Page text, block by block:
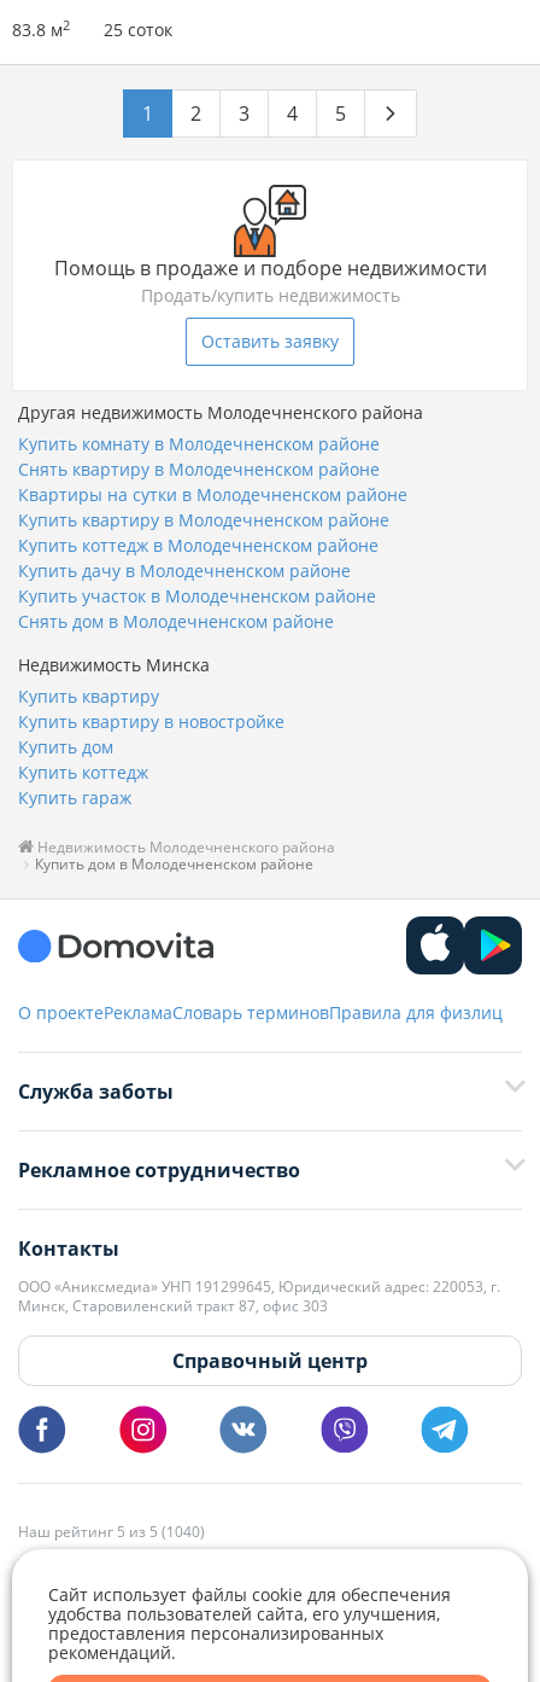
83.8 м2 25 соток
1 2 3 4 5
Помощь в продаже и подборе недвижимости
Продать/купить недвижимость
Оставить заявку
Другая недвижимость Молодечненского района
Купить комнату в Молодечненском районе
Снять квартиру в Молодечненском районе
Квартиры на сутки в Молодечненском районе
Купить квартиру в Молодечненском районе
Купить коттедж в Молодечненском районе
Купить дачу в Молодечненском районе
Купить участок в Молодечненском районе
Снять дом в Молодечненском районе
Недвижимость Минска
Купить квартиру
Купить квартиру в новостройке
Купить дом
Купить коттедж
Купить гараж
Недвижимость Молодечненского района
Купить дом в Молодечненском районе
О проектеРекламаСловарь терминовПравила для физлиц
Служба заботы
+375 33 376-13-70
editor@domovita.by
Мы принимаем звонки и отвечаем на письма в будние дни с 9:00 до
18:00.
Рекламное сотрудничество
kb@domovita.by
+375 29 179-11-28 Владислав Гладченко
vg@domovita.by
Пишите и звоните нам в будние дни с 8:00 до 20:00.
Контакты
ООО «Аниксмедиа» УНП 191299645, Юридический адрес: 220053, г.
Минск, Старовиленский тракт 87, офис 303
Справочный центр
Наш рейтинг 5 из 5 (1040)
Сайт использует файлы cookie для обеспечения
удобства пользователей сайта, его улучшения,
предоставления персонализированных
рекомендаций.